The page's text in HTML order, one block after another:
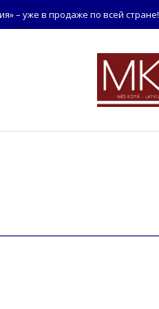
– уже в продаже по всей стране!